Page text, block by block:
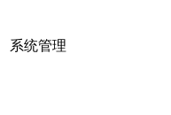
系统管理